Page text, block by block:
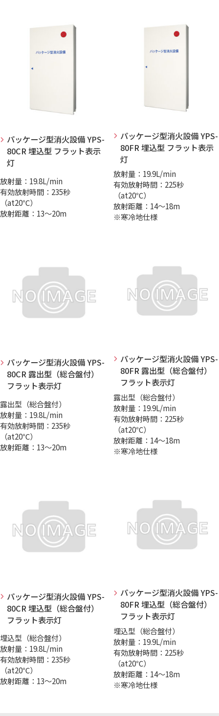
パッケージ型消火設備 YPS-
80CR 埋込型 フラット表示
灯
放射量：19.8L/min
有効放射時間：235秒
（at20℃）
放射距離：13～20m
パッケージ型消火設備 YPS-
80FR 埋込型 フラット表示
灯
放射量：19.9L/min
有効放射時間：225秒
（at20℃）
放射距離：14～18m
※寒冷地仕様
パッケージ型消火設備 YPS-
80CR 露出型（総合盤付）
フラット表示灯
露出型（総合盤付）
放射量：19.8L/min
有効放射時間：235秒
（at20℃）
放射距離：13～20m
パッケージ型消火設備 YPS-
80FR 露出型（総合盤付）
フラット表示灯
露出型（総合盤付）
放射量：19.9L/min
有効放射時間：225秒
（at20℃）
放射距離：14～18m
※寒冷地仕様
パッケージ型消火設備 YPS-
80CR 埋込型（総合盤付）
フラット表示灯
埋込型（総合盤付）
放射量：19.8L/min
有効放射時間：235秒
（at20℃）
放射距離：13～20m
パッケージ型消火設備 YPS-
80FR 埋込型（総合盤付）
フラット表示灯
埋込型（総合盤付）
放射量：19.9L/min
有効放射時間：225秒
（at20℃）
放射距離：14～18m
※寒冷地仕様